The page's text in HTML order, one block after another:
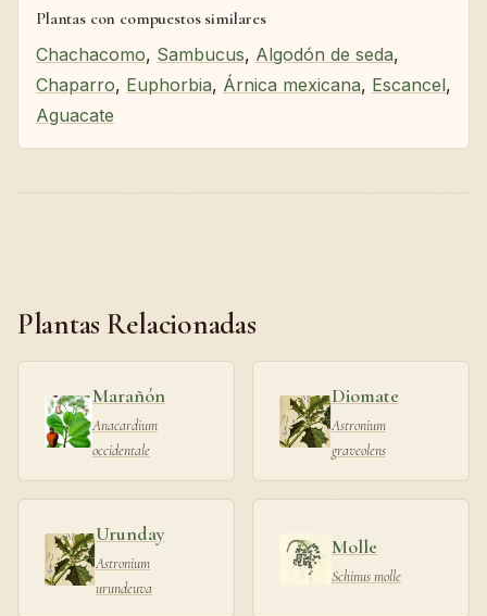
Plantas con compuestos similares
Chachacomo, Sambucus, Algodón de seda,
Chaparro, Euphorbia, Árnica mexicana, Escancel,
Aguacate
Plantas Relacionadas
Marañón
Anacardium
occidentale
Diomate
Astronium
graveolens
Urunday
Astronium
urundeuva
Molle
Schinus molle